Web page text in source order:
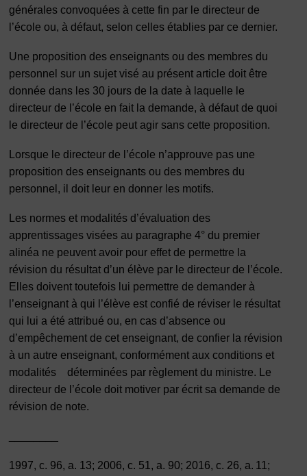
générales convoquées à cette fin par le directeur de
l’école ou, à défaut, selon celles établies par ce dernier.
Une proposition des enseignants ou des membres du
personnel sur un sujet visé au présent article doit être
donnée dans les 30 jours de la date à laquelle le
directeur de l’école en fait la demande, à défaut de quoi
le directeur de l’école peut agir sans cette proposition.
Lorsque le directeur de l’école n’approuve pas une
proposition des enseignants ou des membres du
personnel, il doit leur en donner les motifs.
Les normes et modalités d’évaluation des
apprentissages visées au paragraphe 4° du premier
alinéa ne peuvent avoir pour effet de permettre la
révision du résultat d’un élève par le directeur de l’école.
Elles doivent toutefois lui permettre de demander à
l’enseignant à qui l’élève est confié de réviser le résultat
qui lui a été attribué ou, en cas d’absence ou
d’empêchement de cet enseignant, de confier la révision
à un autre enseignant, conformément aux conditions et
modalités déterminées par règlement du ministre. Le
directeur de l’école doit motiver par écrit sa demande de
révision de note.
1997, c. 96, a. 13; 2006, c. 51, a. 90; 2016, c. 26, a. 11;